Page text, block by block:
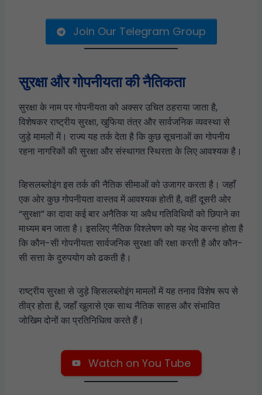
Join Our Telegram Group
सुरक्षा और गोपनीयता की नैतिकता
सुरक्षा के नाम पर गोपनीयता को अक्सर उचित ठहराया जाता है,
विशेषकर राष्ट्रीय सुरक्षा, खुफिया तंत्र और सार्वजनिक व्यवस्था से
जुड़े मामलों में। राज्य यह तर्क देता है कि कुछ सूचनाओं का गोपनीय
रहना नागरिकों की सुरक्षा और संस्थागत स्थिरता के लिए आवश्यक है।
व्हिसलब्लोइंग इस तर्क की नैतिक सीमाओं को उजागर करता है। जहाँ
एक ओर कुछ गोपनीयता वास्तव में आवश्यक होती है, वहीं दूसरी ओर
“सुरक्षा” का दावा कई बार अनैतिक या अवैध गतिविधियों को छिपाने का
माध्यम बन जाता है। इसलिए नैतिक विश्लेषण को यह भेद करना होता है
कि कौन-सी गोपनीयता सार्वजनिक सुरक्षा की रक्षा करती है और कौन-
सी सत्ता के दुरुपयोग को ढकती है।
राष्ट्रीय सुरक्षा से जुड़े व्हिसलब्लोइंग मामलों में यह तनाव विशेष रूप से
तीव्र होता है, जहाँ खुलासे एक साथ नैतिक साहस और संभावित
जोखिम दोनों का प्रतिनिधित्व करते हैं।
Watch on You Tube